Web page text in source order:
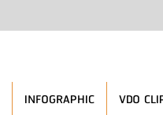
INFOGRAPHIC VDO